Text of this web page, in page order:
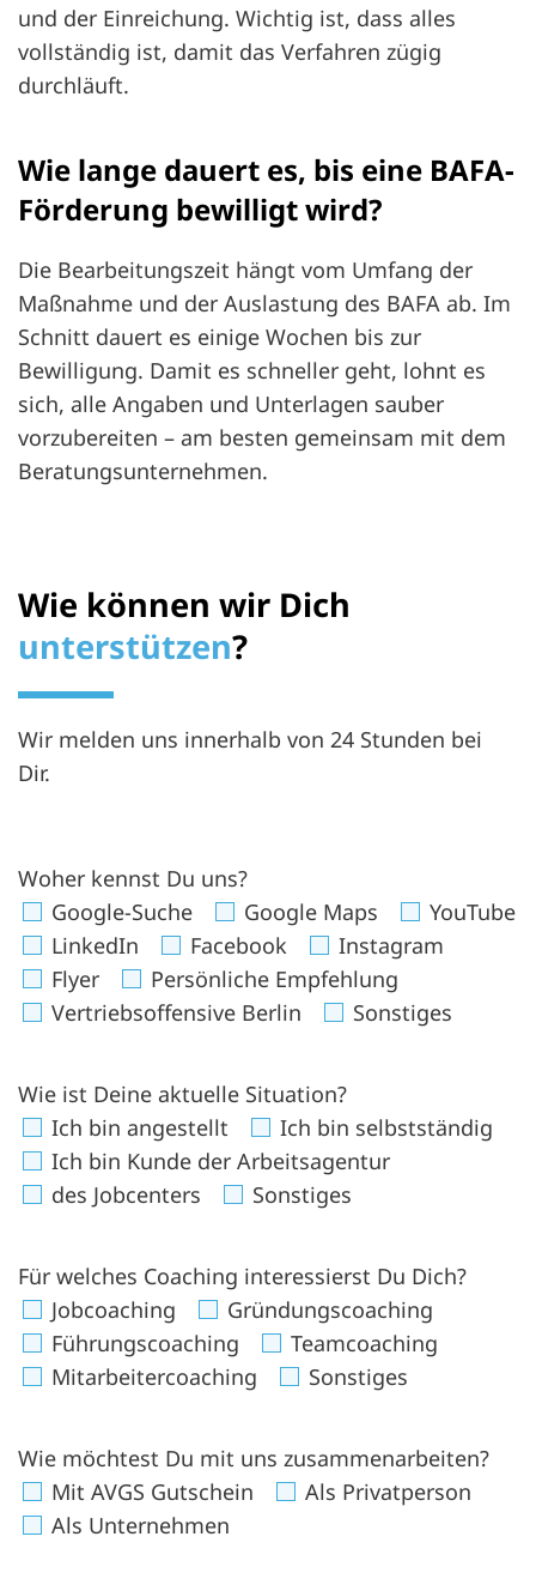
und der Einreichung. Wichtig ist, dass alles
vollständig ist, damit das Verfahren zügig
durchläuft.
Wie lange dauert es, bis eine BAFA-
Förderung bewilligt wird?
Die Bearbeitungszeit hängt vom Umfang der
Maßnahme und der Auslastung des BAFA ab. Im
Schnitt dauert es einige Wochen bis zur
Bewilligung. Damit es schneller geht, lohnt es
sich, alle Angaben und Unterlagen sauber
vorzubereiten – am besten gemeinsam mit dem
Beratungsunternehmen.
Wie können wir Dich
unterstützen?
Wir melden uns innerhalb von 24 Stunden bei
Dir.
Woher kennst Du uns?
Google-Suche
Google Maps
YouTube
LinkedIn
Facebook
Instagram
Flyer
Persönliche Empfehlung
Vertriebsoffensive Berlin
Sonstiges
Wie ist Deine aktuelle Situation?
Ich bin angestellt
Ich bin selbstständig
Ich bin Kunde der Arbeitsagentur
des Jobcenters
Sonstiges
Für welches Coaching interessierst Du Dich?
Jobcoaching
Gründungscoaching
Führungscoaching
Teamcoaching
Mitarbeitercoaching
Sonstiges
Wie möchtest Du mit uns zusammenarbeiten?
Mit AVGS Gutschein
Als Privatperson
Als Unternehmen